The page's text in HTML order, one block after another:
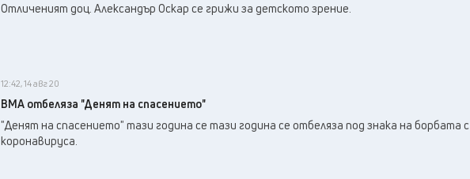
Отличеният доц. Александър Оскар се грижи за детското зрение.
12:42, 14 авг 20
ВМА отбеляза "Денят на спасението"
"Денят на спасението" тази година се тази година се отбеляза под знака на борбата с
коронавируса.